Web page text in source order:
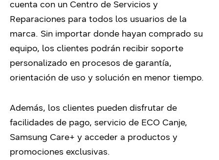
cuenta con un Centro de Servicios y
Reparaciones para todos los usuarios de la
marca. Sin importar donde hayan comprado su
equipo, los clientes podrán recibir soporte
personalizado en procesos de garantía,
orientación de uso y solución en menor tiempo.
Además, los clientes pueden disfrutar de
facilidades de pago, servicio de ECO Canje,
Samsung Care+ y acceder a productos y
promociones exclusivas.